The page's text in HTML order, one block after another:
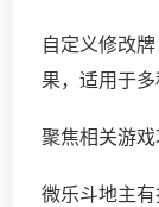
自定义修改
果，适用于
聚焦相关游戏
微乐斗地主